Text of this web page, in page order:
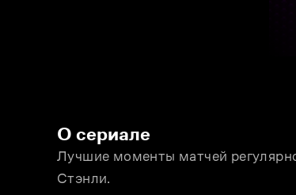
О сериале
Лучшие моменты матчей
Стэнли.